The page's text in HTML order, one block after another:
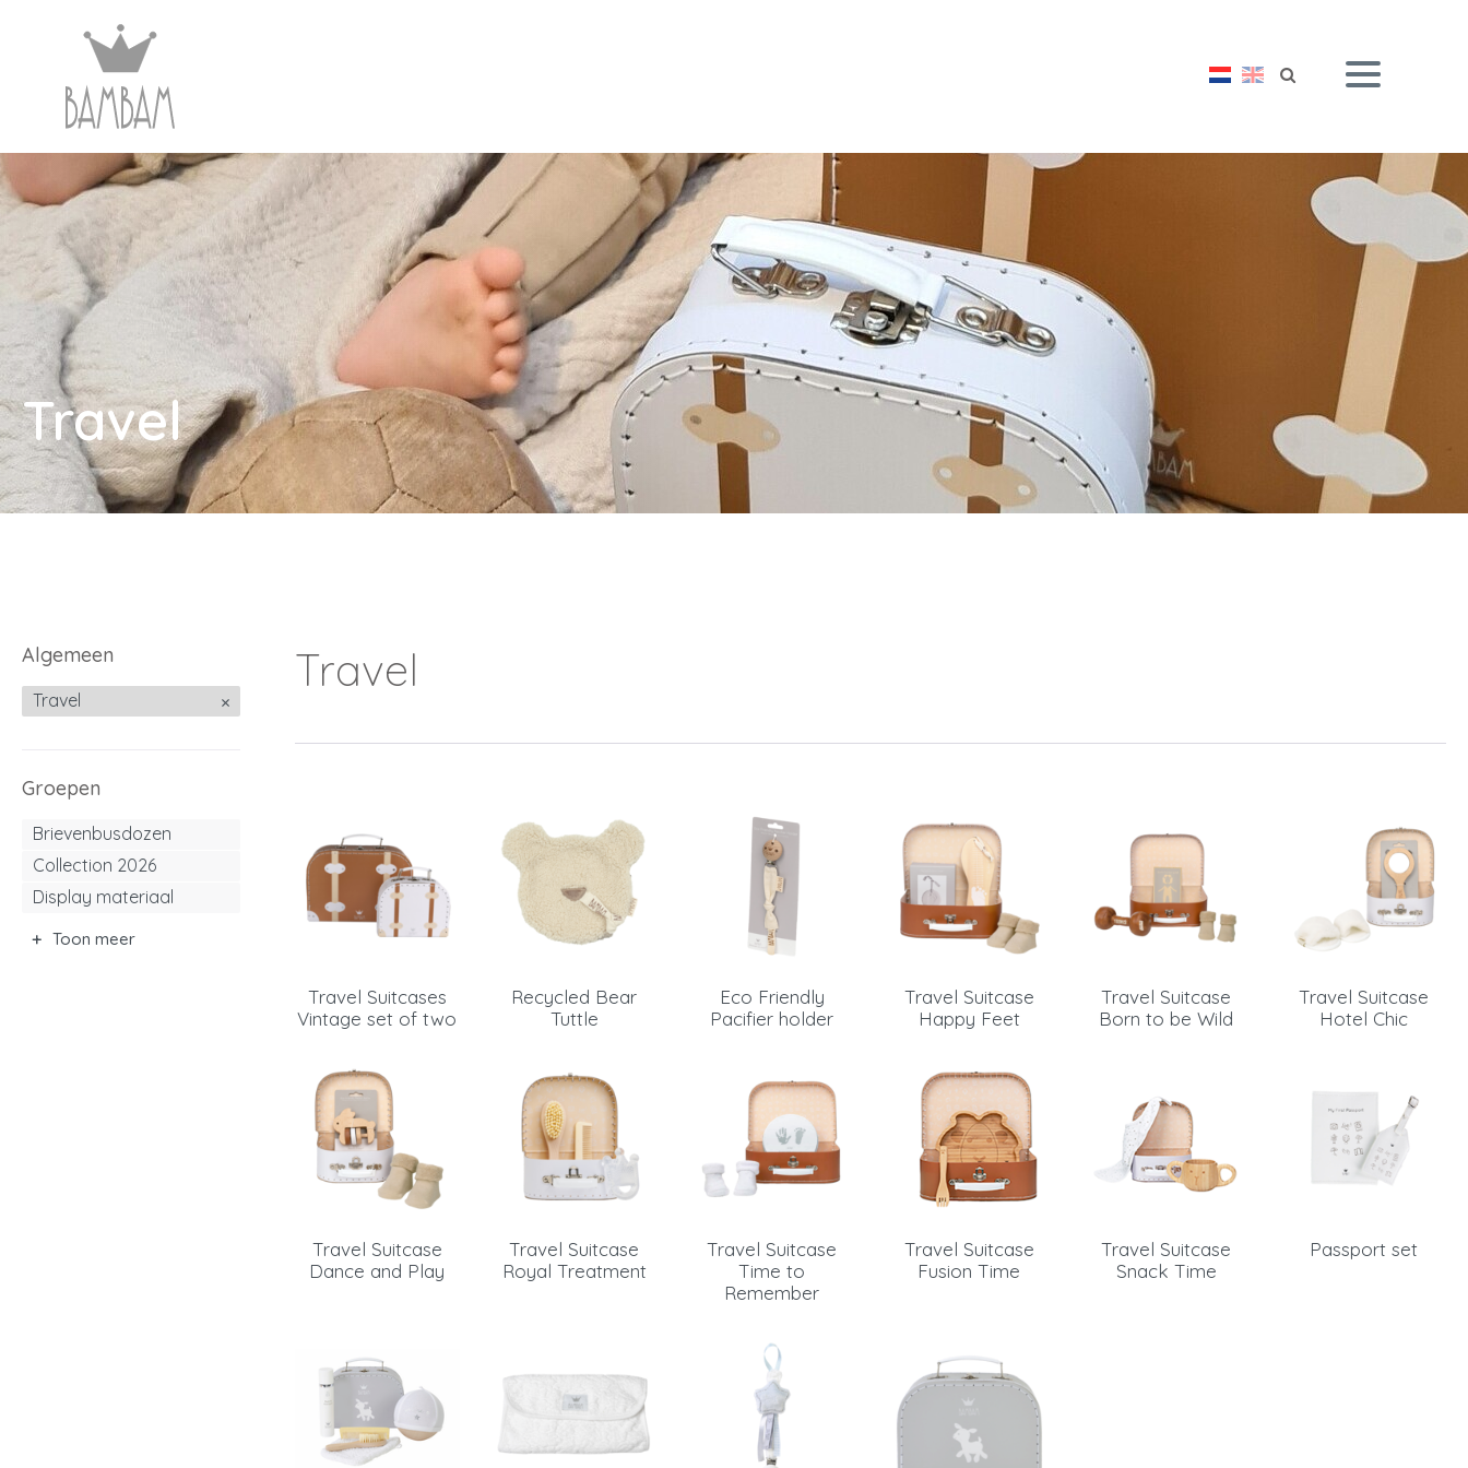
Inloggen
Debiteurnummer
Bewaar gegevens
Dealer worden
Wachtwoord vergeten
Email
Nieuw wachtwoord versturen
Travel
Algemeen
Travel
Groepen
Brievenbusdozen
Collection 2026
Display materiaal
Toon meer
Travel
Travel Suitcases
Vintage set of two
Recycled Bear
Tuttle
Eco Friendly
Pacifier holder
Travel Suitcase
Happy Feet
Travel Suitcase
Born to be Wild
Travel Suitcase
Hotel Chic
Travel Suitcase
Dance and Play
Travel Suitcase
Royal Treatment
Travel Suitcase
Time to
Remember
Travel Suitcase
Fusion Time
Travel Suitcase
Snack Time
Passport set